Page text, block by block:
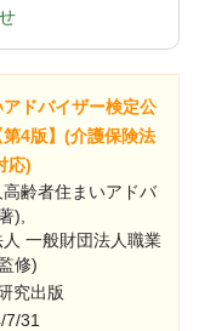
ドバイザー検定公
4版】(介護保険法
応)
齢者住まいアドバ
),
一般財団法人職業
修)
究出版
7/31